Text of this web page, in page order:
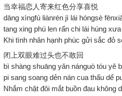
当幸福恋人寄来红色分享喜悦
dāng xìngfú liànrén jì lái hóngsè
tang xing phú len rấn chi lái húng
Khi tình nhân hạnh phúc gửi sắc đỏ
闭上双眼难过头也不敢回
bì shàng shuāng yǎn nánguò tóu yě
pi sang soang dẻn nán cua thấu dể
Nhắm chặt đôi mắt buồn đau không